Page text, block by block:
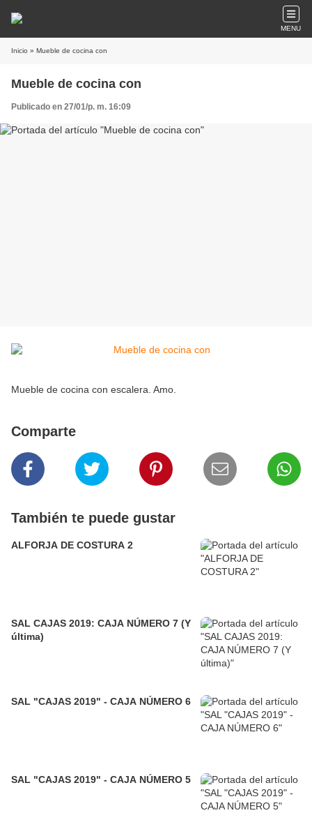
MENU
Inicio » Mueble de cocina con
Mueble de cocina con
Publicado en 27/01/p. m. 16:09
Mueble de cocina con escalera. Amo.
Comparte
También te puede gustar
ALFORJA DE COSTURA 2
SAL CAJAS 2019: CAJA NÚMERO 7 (Y
última)
SAL "CAJAS 2019" - CAJA NÚMERO 6
SAL "CAJAS 2019" - CAJA NÚMERO 5